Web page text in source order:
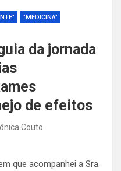
"MEDICINA"
da jornada
de efeitos
Couto
que acompanhei a Sra.